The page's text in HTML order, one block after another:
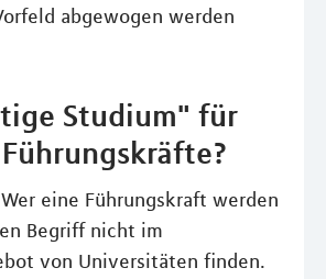
abgewogen werden
Studium" für
eine Führungskraft werden
Begriff nicht im
von Universitäten finden.